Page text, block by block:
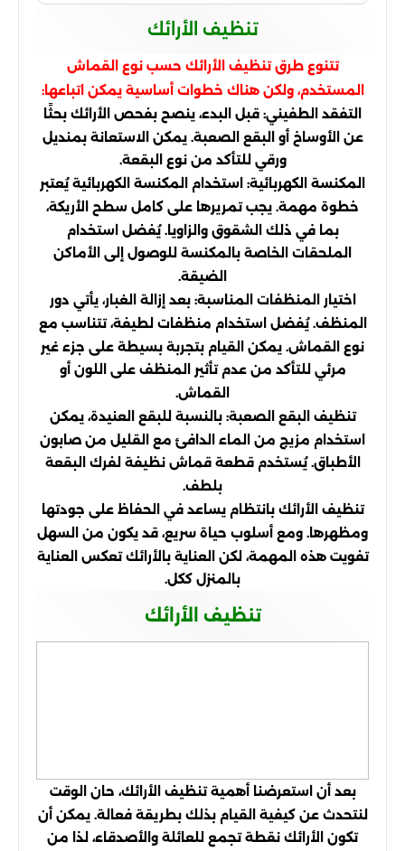
تنظيف الأرائك
تتنوع طرق تنظيف الأرائك حسب نوع القماش
المستخدم، ولكن هناك خطوات أساسية يمكن اتباعها:
التفقد الطفيني: قبل البدء، ينصح بفحص الأرائك بحثًا
عن الأوساخ أو البقع الصعبة. يمكن الاستعانة بمنديل
ورقي للتأكد من نوع البقعة.
المكنسة الكهربائية: استخدام المكنسة الكهربائية يُعتبر
خطوة مهمة. يجب تمريرها على كامل سطح الأريكة،
بما في ذلك الشقوق والزاويا. يُفضل استخدام
الملحقات الخاصة بالمكنسة للوصول إلى الأماكن
الضيقة.
اختيار المنظفات المناسبة: بعد إزالة الغبار، يأتي دور
المنظف. يُفضل استخدام منظفات لطيفة، تتناسب مع
نوع القماش. يمكن القيام بتجربة بسيطة على جزء غير
مرئي للتأكد من عدم تأثير المنظف على اللون أو
القماش.
تنظيف البقع الصعبة: بالنسبة للبقع العنيدة، يمكن
استخدام مزيج من الماء الدافئ مع القليل من صابون
الأطباق. يُستخدم قطعة قماش نظيفة لفرك البقعة
بلطف.
تنظيف الأرائك بانتظام يساعد في الحفاظ على جودتها
ومظهرها. ومع أسلوب حياة سريع، قد يكون من السهل
تفويت هذه المهمة، لكن العناية بالأرائك تعكس العناية
بالمنزل ككل.
تنظيف الأرائك
بعد أن استعرضنا أهمية تنظيف الأرائك، حان الوقت
لنتحدث عن كيفية القيام بذلك بطريقة فعالة. يمكن أن
تكون الأرائك نقطة تجمع للعائلة والأصدقاء، لذا من